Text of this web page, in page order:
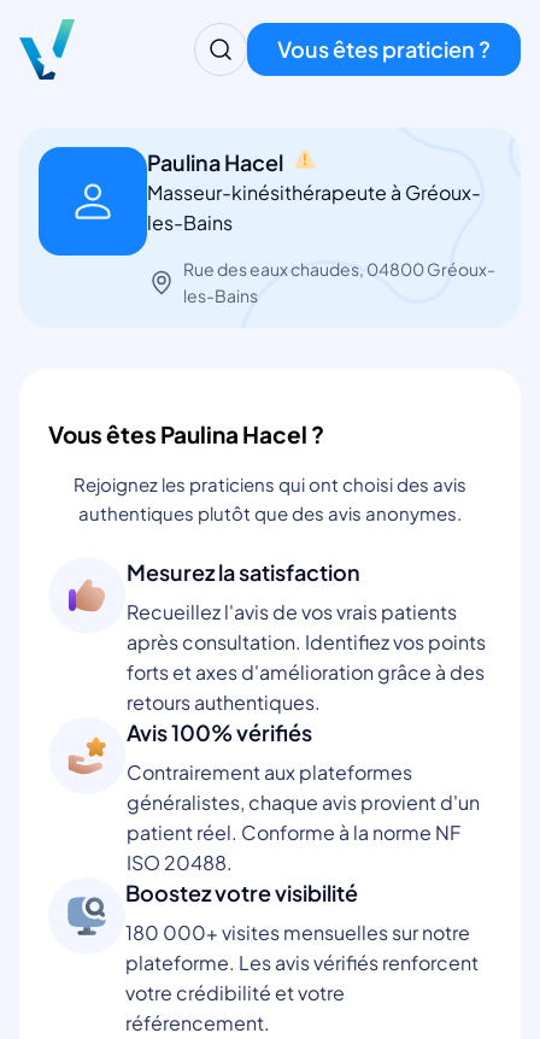
Vous êtes praticien ?
Paulina Hacel
Masseur-kinésithérapeute à Gréoux-
les-Bains
Rue des eaux chaudes, 04800 Gréoux-
les-Bains
Vous êtes Paulina Hacel ?
Rejoignez les praticiens qui ont choisi des avis
authentiques plutôt que des avis anonymes.
Mesurez la satisfaction
Recueillez l'avis de vos vrais patients
après consultation. Identifiez vos points
forts et axes d'amélioration grâce à des
retours authentiques.
Avis 100% vérifiés
Contrairement aux plateformes
généralistes, chaque avis provient d'un
patient réel. Conforme à la norme NF
ISO 20488.
Boostez votre visibilité
180 000+ visites mensuelles sur notre
plateforme. Les avis vérifiés renforcent
votre crédibilité et votre
référencement.